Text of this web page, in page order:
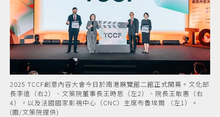
2025 TCCF創意內容大會今日於南港展覽館二館正式開幕。文化部
長李遠（右2）、文策院董事長王時思（左2）、院長王敏惠（右
4），以及法國國家影視中心（CNC）主席布魯埃爾 （左1）。
(圖/文策院提供)